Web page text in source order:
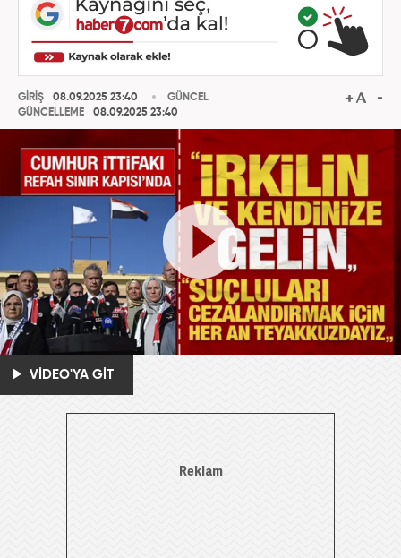
GİRİŞ
08.09.2025 23:40
GÜNCELLEME
08.09.2025 23:40
GÜNCEL
VİDEO'YA GİT